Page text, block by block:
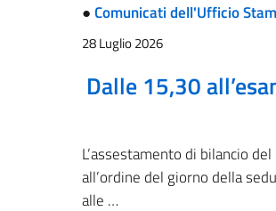
●Comunicati dell'Ufficio
28 Luglio 2026
Dalle 15,30
L’assestamento di bilancio
all’ordine del giorno della
alle …